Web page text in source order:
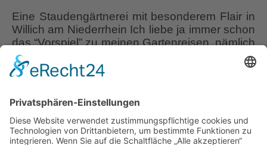
Eine Staudengärtnerei mit besonderem Flair in
Willich am Niederrhein Ich liebe ja immer schon
das “Vorspiel” zu meinen Gartenreisen, nämlich
die exakte Vorbereitung mit ersten
persönlichen Kontakten, dem Sammeln von
und wieder vor, dass ich etwas spontan
abändere, oder ungeplantes mit einschiebe. So
geschah…Stauden-